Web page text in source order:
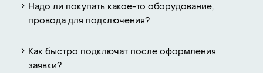
Надо ли покупать какое-то оборудование,
провода для подключения?
Как быстро подключат после оформления
заявки?